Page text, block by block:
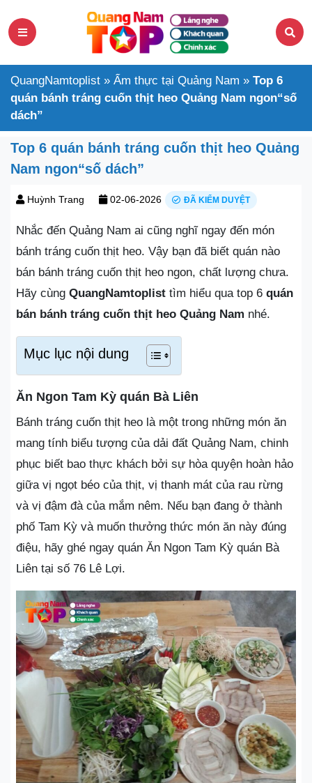
QuangNamtoplist » Ẩm thực tại Quảng Nam » Top 6
quán bánh tráng cuốn thịt heo Quảng Nam ngon“số
dách”
Top 6 quán bánh tráng cuốn thịt heo Quảng
Nam ngon“số dách”
Huỳnh Trang 02-06-2026 ĐÃ KIỂM DUYỆT
Nhắc đến Quảng Nam ai cũng nghĩ ngay đến món
bánh tráng cuốn thịt heo. Vậy bạn đã biết quán nào
bán bánh tráng cuốn thịt heo ngon, chất lượng chưa.
Hãy cùng QuangNamtoplist tìm hiểu qua top 6 quán
bán bánh tráng cuốn thịt heo Quảng Nam nhé.
Mục lục nội dung
Ăn Ngon Tam Kỳ quán Bà Liên
Bánh tráng cuốn thịt heo là một trong những món ăn
mang tính biểu tượng của dải đất Quảng Nam, chinh
phục biết bao thực khách bởi sự hòa quyện hoàn hảo
giữa vị ngọt béo của thịt, vị thanh mát của rau rừng
và vị đậm đà của mắm nêm. Nếu bạn đang ở thành
phố Tam Kỳ và muốn thưởng thức món ăn này đúng
điệu, hãy ghé ngay quán Ăn Ngon Tam Kỳ quán Bà
Liên tại số 76 Lê Lợi.